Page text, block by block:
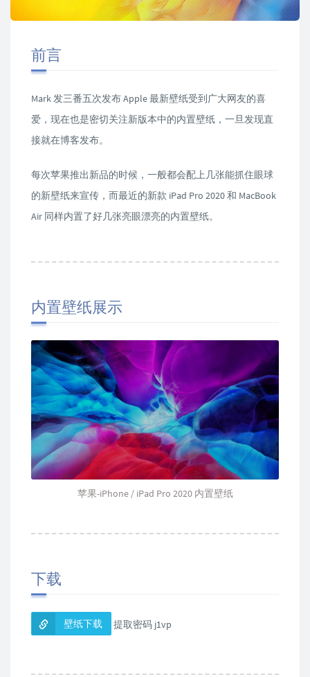
前言
Mark 发三番五次发布 Apple 最新壁纸受到广大网友的喜
爱，现在也是密切关注新版本中的内置壁纸，一旦发现直
接就在博客发布。
每次苹果推出新品的时候，一般都会配上几张能抓住眼球
的新壁纸来宣传，而最近的新款 iPad Pro 2020 和 MacBook
Air 同样内置了好几张亮眼漂亮的内置壁纸。
内置壁纸展示
苹果-iPhone / iPad Pro 2020 内置壁纸
下载
壁纸下载 提取密码 j1vp